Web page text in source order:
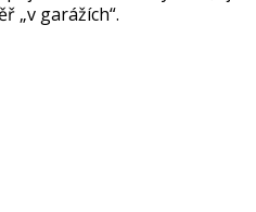
ěř „v garážích“.